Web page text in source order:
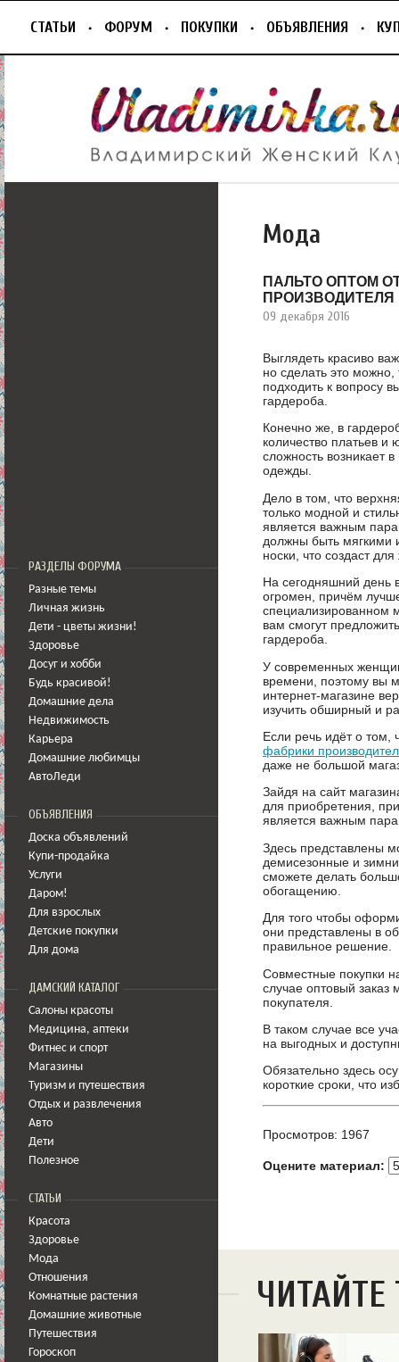
СТАТЬИ ФОРУМ ПОКУПКИ ОБЪЯВЛЕНИЯ
РАЗДЕЛЫ ФОРУМА
Разные темы
Личная жизнь
Дети - цветы жизни!
Здоровье
Досуг и хобби
Будь красивой!
Домашние дела
Недвижимость
Карьера
Домашние любимцы
АвтоЛеди
ОБЪЯВЛЕНИЯ
Доска объявлений
Купи-продайка
Услуги
Даром!
Для взрослых
Детские покупки
Для дома
ДАМСКИЙ КАТАЛОГ
Салоны красоты
Медицина, аптеки
Фитнес и спорт
Магазины
Туризм и путешествия
Отдых и развлечения
Авто
Дети
Полезное
СТАТЬИ
Красота
Здоровье
Мода
Отношения
Комнатные растения
Домашние животные
Путешествия
Гороскоп
Мода
ПАЛЬТО ОПТОМ
ПРОИЗВОДИТЕЛЯ
09 декабря 2016
Выглядеть красиво
но сделать это можно,
подходить к вопросу
гардероба.
Конечно же, в
количество платьев
сложность возникает
одежды.
Дело в том, что
только модной и
является важным
должны быть
носки, что создаст
На сегодняшний день
огромен, причём
специализированном
вам смогут
гардероба.
У современных
времени, поэтому вы
интернет-магазине
изучить обширный и
Если речь идёт о том,
фабрики
даже не большой
Зайдя на сайт
для приобретения,
является важным
Здесь представлены
демисезонные и
сможете делать
обогащению.
Для того чтобы
они представлены в
правильное решение.
Совместные покупки
случае оптовый
покупателя.
В таком случае все
на выгодных и
Обязательно здесь
короткие сроки, что
Просмотров: 1967
Оцените материал: